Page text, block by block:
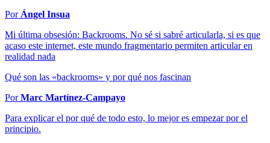
Por Ángel Insua
Mi última obsesión: Backrooms. No sé si sabré articularla, si es que
acaso este internet, este mundo fragmentario permiten articular en
realidad nada
Qué son las «backrooms» y por qué nos fascinan
PorMarc Martínez-Campayo
Para explicar el por qué de todo esto, lo mejor es empezar por el
principio.